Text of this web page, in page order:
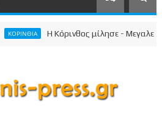
Η Κόρινθος μίλησε -